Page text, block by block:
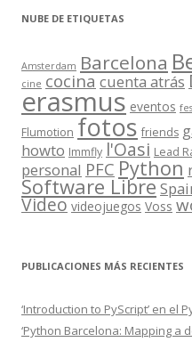
NUBE DE ETIQUETAS
Amsterdam Barcelona
cine cocinacuenta atrás
erasmus eventos
Flumotion fotos friends
howto Immfly l'Oasi Lead
personal PFC Python
Software Libre
Video videojuegos Voss
PUBLICACIONES MÁS RECIENTES
‘Introduction to PyScript’ en el
‘Python Barcelona: Mapping a